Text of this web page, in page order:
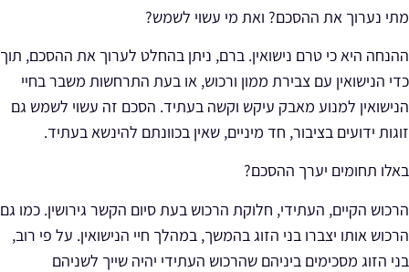
מתי נערוך את ההסכם? ואת מי עשוי לשמש?
ההנחה היא כי טרם נישואין. ברם, ניתן בהחלט לערוך את ההסכם, תוך
כדי הנישואין עם צבירת ממון ורכוש, או בעת התרחשות משבר בחיי
הנישואין למנוע מאבק עיקש וקשה בעתיד. הסכם זה עשוי לשמש גם
זוגות ידועים בציבור, חד מיניים, שאין בכוונתם להינשא בעתיד.
באלו תחומים יערך ההסכם?
הרכוש הקיים, העתידי, חלוקת הרכוש בעת סיום הקשר גירושין. כמו גם
הרכוש אותו יצברו בני הזוג בהמשך, במהלך חיי הנישואין. על פי רוב,
בני הזוג מסכימים ביניהם שהרכוש העתידי יהיה שייך לשניהם